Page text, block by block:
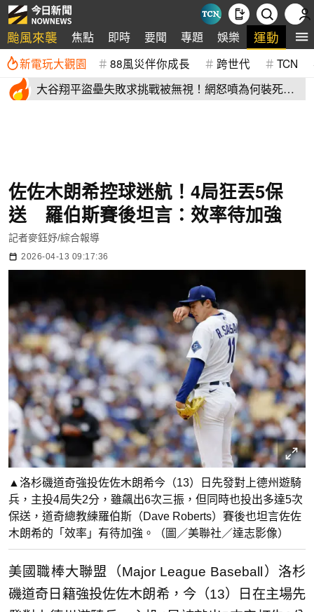
颱風來襲 焦點 即時 要聞 專題 娛樂 運動 全
新電玩大觀園 88風災伴你成長 跨世代 TCN
大谷翔平盜壘失敗求挑戰被無視！網怒噴為何裝死？
佐佐木朗希控球迷航！4局狂丟5保
送 羅伯斯賽後坦言：效率待加強
記者麥鈺妤/綜合報導
2026-04-13 09:17:36
▲洛杉磯道奇強投佐佐木朗希今（13）日先發對上德州遊騎
兵，主投4局失2分，雖飆出6次三振，但同時也投出多達5次
保送，道奇總教練羅伯斯（Dave Roberts）賽後也坦言佐佐
木朗希的「效率」有待加強。（圖／美聯社／達志影像）
美國職棒大聯盟（Major League Baseball）洛杉
磯道奇日籍強投佐佐木朗希，今（13）日在主場先